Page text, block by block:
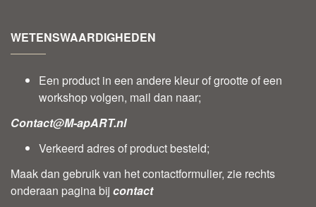
WETENSWAARDIGHEDEN
Een product in een andere kleur of grootte of een
workshop volgen, mail dan naar;
Contact@M-apART.nl
Verkeerd adres of product besteld;
Maak dan gebruik van het contactformulier, zie rechts
onderaan pagina bij contact